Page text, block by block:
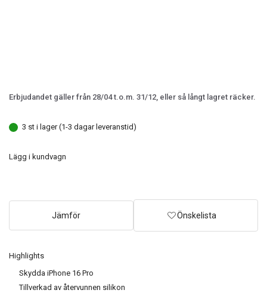
Highlights
Skydda iPhone 16 Pro
Tillverkad av återvunnen silikon
Erbjudandet gäller från 28/04 t.o.m. 31/12, eller så långt lagret räcker.
3 st i lager (1-3 dagar leveranstid)
Lägg i kundvagn
Jämför Önskelista